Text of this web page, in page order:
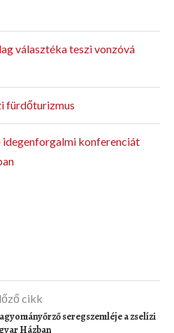
választéka teszi vonzóvá
fürdőturizmus
konferenciát
cikk
seregszemléje a zselízi
Házban